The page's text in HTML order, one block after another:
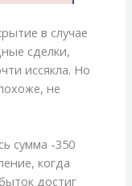
в случае
сделки,
иссякла. Но
не
сумма -350
когда
достиг